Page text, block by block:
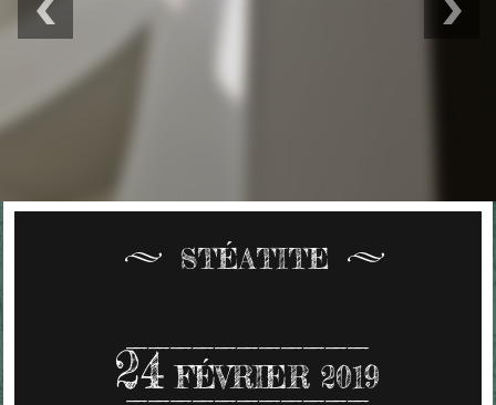
STÉATITE
24 FÉVRIER 2019